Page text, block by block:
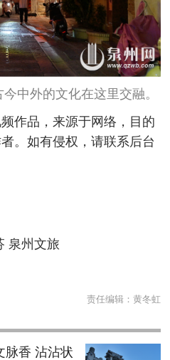
中外的文化在这里交融。
作品，来源于网络，目的
。如有侵权，请联系后台
泉州文旅
责任编辑： 黄冬虹
脉香 沾沾状